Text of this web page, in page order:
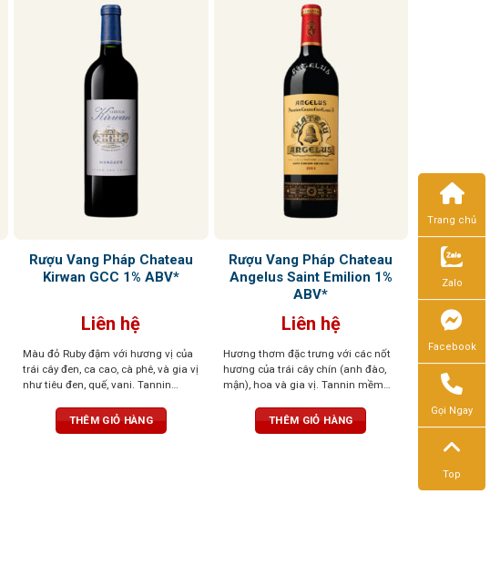
Rượu Vang Pháp Chateau
Kirwan GCC 1% ABV*
Liên hệ
Màu đỏ Ruby đậm với hương vị của
trái cây đen, ca cao, cà phê, và gia vị
như tiêu đen, quế, vani. Tannin
kéo dài và phức hợp
THÊM GIỎ HÀNG
Rượu Vang Pháp Chateau
Angelus Saint Emilion 1%
ABV*
Liên hệ
Hương thơm đặc trưng với các nốt
hương của trái cây chín (anh đào,
mận), hoa và gia vị. Tannin mềm
với sự cân bằng giữa độ chua và độ
ngọt, để lại hậu vị dài lâu.
THÊM GIỎ HÀNG
Trang chủ
Zalo
Facebook
Gọi Ngay
Top